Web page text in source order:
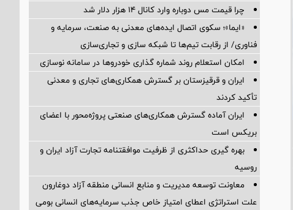
چرا قیمت مس دوباره وارد کانال ۱۴ هزار دلار شد
«ایما»؛ سکوی اتصال ایده‌های معدنی به صنعت، سرمایه و
فناوری/ از رقابت تیم‌ها تا شبکه سازی و تجاری‌سازی
امکان استعلام روند شماره گذاری خودروها در سامانه نوسازی
ایران و قرقیزستان بر گسترش همکاری‌های تجاری و معدنی
تأکید کردند
ایران آماده گسترش همکاری‌های صنعتی پروژه‌محور با اعضای
بریکس است
بهره گیری حداکثری از ظرفیت موافقتنامه تجارت آزاد ایران و
روسیه
معاونت توسعه مدیریت و منابع انسانی منطقه آزاد دوغارون
علت استراتژی اعطای امتیاز خاص جذب سرمایه‌های انسانی بومی